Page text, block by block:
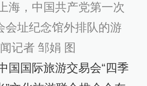
海，中国共产党第一次
会址纪念馆外排队的游
记者 邹娟 图
国国际旅游交易会“四季